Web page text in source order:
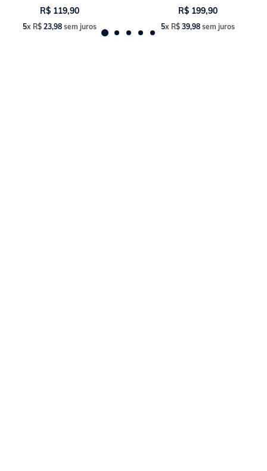
R$ 119,90
5x R$ 23,98 sem juros
R$ 199,90
5x R$ 39,98 sem juros